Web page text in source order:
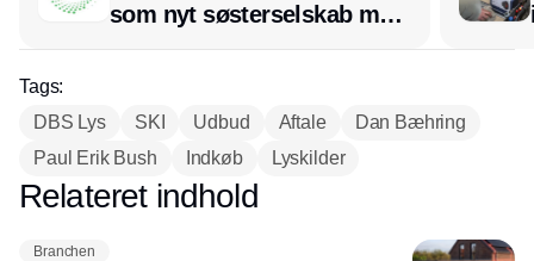
som nyt søsterselskab med
afsæt i RL Ventilation
Tags:
DBS Lys
SKI Udbud Aftale
Dan Bæhring
Paul Erik Bush
Indkøb Lyskilder
Annonce
Relateret indhold
Branchen